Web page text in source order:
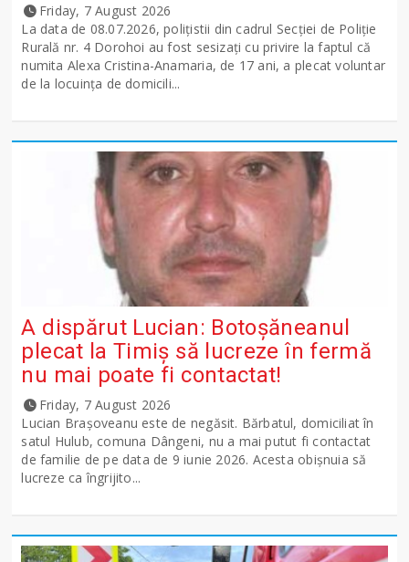
Friday, 7 August 2026
La data de 08.07.2026, polițistii din cadrul Secției de Poliție
Rurală nr. 4 Dorohoi au fost sesizați cu privire la faptul că
numita Alexa Cristina-Anamaria, de 17 ani, a plecat voluntar
de la locuința de domicili...
A dispărut Lucian: Botoșăneanul
plecat la Timiș să lucreze în fermă
nu mai poate fi contactat!
Friday, 7 August 2026
Lucian Brașoveanu este de negăsit. Bărbatul, domiciliat în
satul Hulub, comuna Dângeni, nu a mai putut fi contactat
de familie de pe data de 9 iunie 2026. Acesta obișnuia să
lucreze ca îngrijito...